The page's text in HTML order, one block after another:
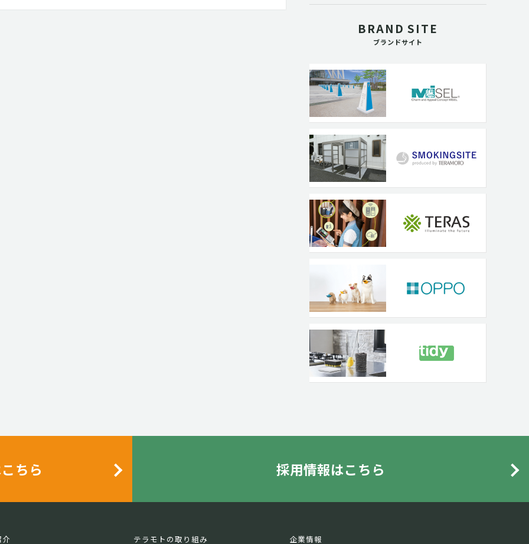
BRAND SITE
ブランドサイト
ちら 採用情報はこちら
テラモトの取り組み 企業情報